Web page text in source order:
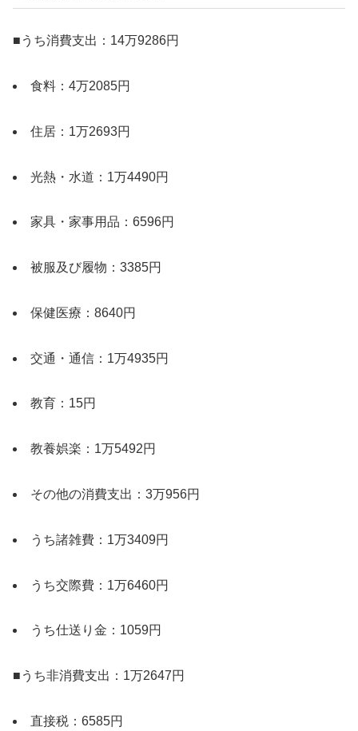
■うち消費支出：14万9286円
食料：4万2085円
住居：1万2693円
光熱・水道：1万4490円
家具・家事用品：6596円
被服及び履物：3385円
保健医療：8640円
交通・通信：1万4935円
教育：15円
教養娯楽：1万5492円
その他の消費支出：3万956円
うち諸雑費：1万3409円
うち交際費：1万6460円
うち仕送り金：1059円
■うち非消費支出：1万2647円
直接税：6585円